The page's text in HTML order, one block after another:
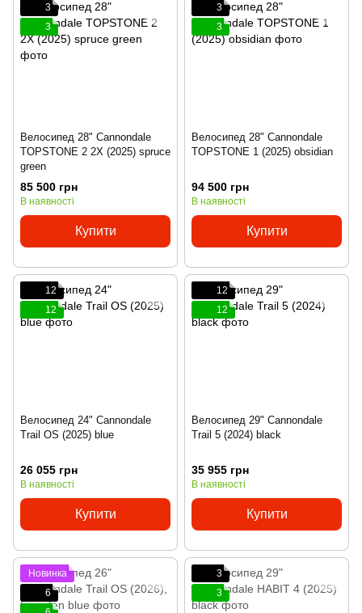
3
3
Велосипед 28" Cannondale
TOPSTONE 2 2X (2025) spruce
green
85 500 грн
В наявності
Купити
3
3
Велосипед 28" Cannondale
TOPSTONE 1 (2025) obsidian
94 500 грн
В наявності
Купити
12
12
Велосипед 24" Cannondale
Trail OS (2025) blue
26 055 грн
В наявності
Купити
12
12
Велосипед 29" Cannondale
Trail 5 (2024) black
35 955 грн
В наявності
Купити
Новинка
6
3
3